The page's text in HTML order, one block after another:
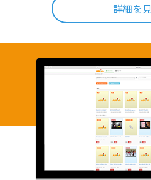
詳細を